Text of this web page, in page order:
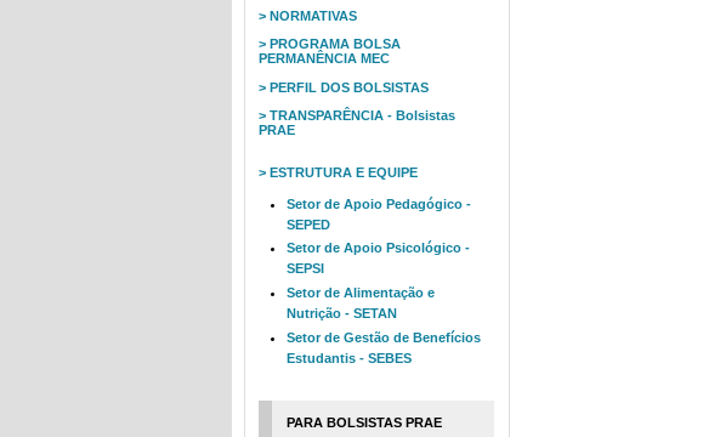
> NORMATIVAS
> PROGRAMA BOLSA
PERMANÊNCIA MEC
> PERFIL DOS BOLSISTAS
> TRANSPARÊNCIA - Bolsistas
PRAE
> ESTRUTURA E EQUIPE
Setor de Apoio Pedagógico -
SEPED
Setor de Apoio Psicológico -
SEPSI
Setor de Alimentação e
Nutrição - SETAN
Setor de Gestão de Benefícios
Estudantis - SEBES
PARA BOLSISTAS PRAE